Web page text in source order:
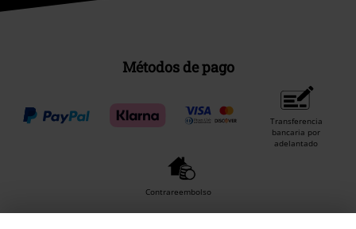
Métodos de pago
Transferencia
bancaria por
adelantado
Contrareembolso